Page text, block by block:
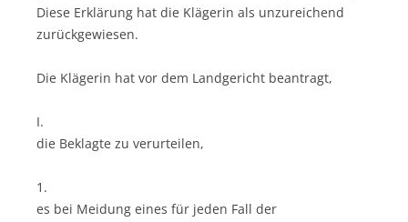
Diese Erklärung hat die Klägerin als unzureichend
zurückgewiesen.
Die Klägerin hat vor dem Landgericht beantragt,
I.
die Beklagte zu verurteilen,
1.
es bei Meidung eines für jeden Fall der